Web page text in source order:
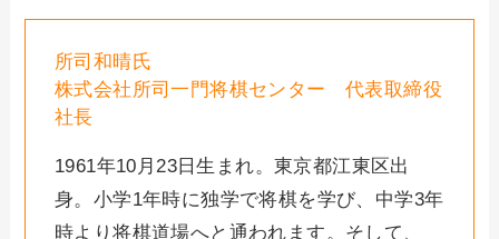
所司和晴氏
株式会社所司一門将棋センター 代表取締役
社長
1961年10月23日生まれ。東京都江東区出
身。小学1年時に独学で将棋を学び、中学3年
時より将棋道場へと通われます。そして、